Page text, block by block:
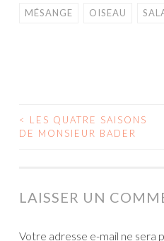
MÉSANGE
OISEAU
NAVIGATION
ARTICLES
<
LES QUATRE SAISONS
DE MONSIEUR BADER
LAISSER UN
Votre adresse e-mail ne sera